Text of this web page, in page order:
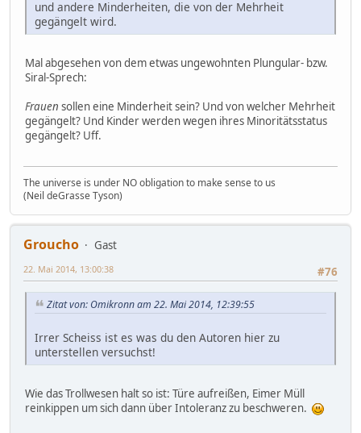
und andere Minderheiten, die von der Mehrheit
gegängelt wird.
Mal abgesehen von dem etwas ungewohnten Plungular- bzw.
Siral-Sprech:
Frauen sollen eine Minderheit sein? Und von welcher Mehrheit
gegängelt? Und Kinder werden wegen ihres Minoritätsstatus
gegängelt? Uff.
The universe is under NO obligation to make sense to us
(Neil deGrasse Tyson)
Groucho
Gast
#76
22. Mai 2014, 13:00:38
Zitat von: Omikronn am 22. Mai 2014, 12:39:55
Irrer Scheiss ist es was du den Autoren hier zu
unterstellen versuchst!
Wie das Trollwesen halt so ist: Türe aufreißen, Eimer Müll
reinkippen um sich dann über Intoleranz zu beschweren.